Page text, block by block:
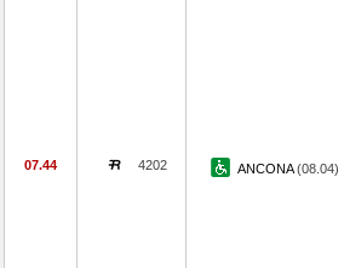
07.44 4202 ANCONA(08.04)